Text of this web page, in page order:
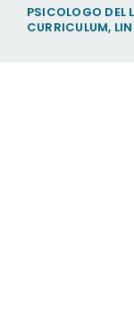
PSICOLOGO DEL
CURRICULUM,